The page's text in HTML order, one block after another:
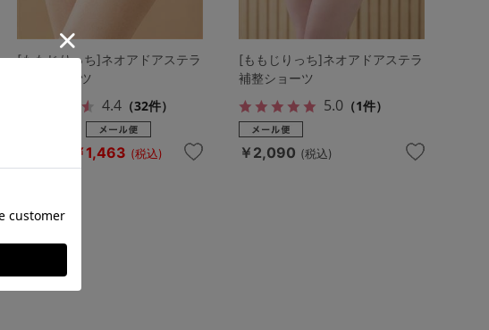
[ももじりっち]ネオアドアステラ
補整ショーツ
4.4（32件）
￥1,463 (税込)
[ももじりっち]ネオアドアステラ
補整ショーツ
5.0（1件）
￥2,090 (税込)